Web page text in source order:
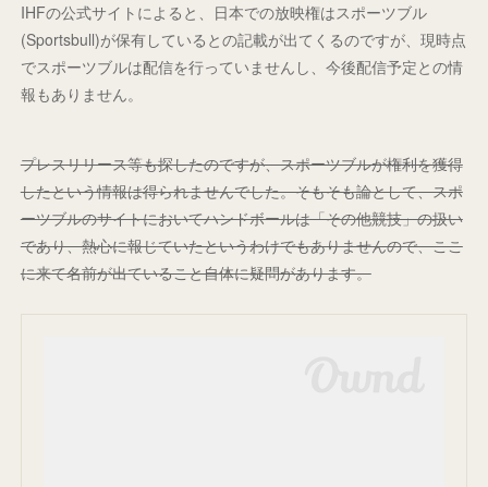
IHFの公式サイトによると、日本での放映権はスポーツブル
(Sportsbull)が保有しているとの記載が出てくるのですが、現時点
でスポーツブルは配信を行っていませんし、今後配信予定との情
報もありません。
プレスリリース等も探したのですが、スポーツブルが権利を獲得
したという情報は得られませんでした。そもそも論として、スポ
ーツブルのサイトにおいてハンドボールは「その他競技」の扱い
であり、熱心に報じていたというわけでもありませんので、ここ
に来て名前が出ていること自体に疑問があります。